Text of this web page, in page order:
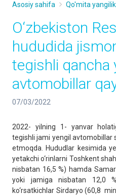
Asosiy sahifa Qo'mita
O‘zbekiston
hududida
tegishli qancha
avtomobillar
07/03/2022
2022- yilning 1- yanvar
tegishli jami yengil avtomobillar
etmoqda. Hududlar kesimida
yetakchi o‘rinlarni Toshkent
nisbatan 16,5 %) hamda
yoki jamiga nisbatan 12,0
ko‘rsatkichlar Sirdaryo (60,8